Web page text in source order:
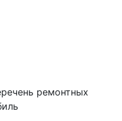
ремонтных